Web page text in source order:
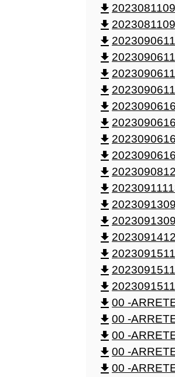
file_download
file_download
file_download
file_download
file_download
file_download
file_download
file_download
file_download
file_download
file_download
file_download
file_download
file_download
file_download
file_download
file_download
file_download
file_download 00 -
file_download 00 -
file_download 00 -
file_download 00 -
file_download 00 -